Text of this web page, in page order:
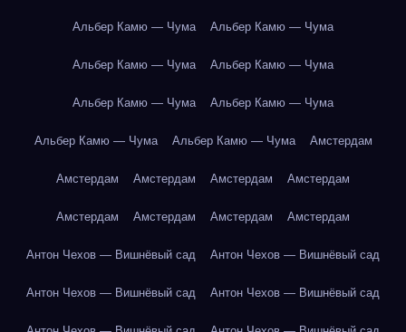
Альбер Камю — Чума Альбер Камю — Чума
Альбер Камю — Чума Альбер Камю — Чума
Альбер Камю — Чума Альбер Камю — Чума
Альбер Камю — Чума Альбер Камю — Чума Амстердам
Амстердам Амстердам Амстердам Амстердам
Амстердам Амстердам Амстердам Амстердам
Антон Чехов — Вишнёвый сад Антон Чехов — Вишнёвый сад
Антон Чехов — Вишнёвый сад Антон Чехов — Вишнёвый сад